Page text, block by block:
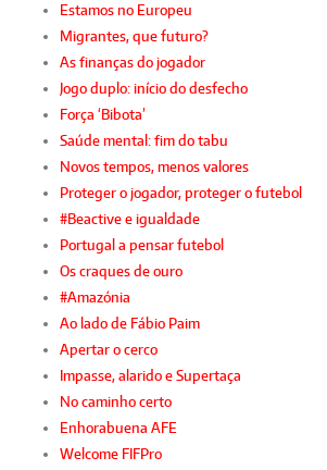
Estamos no Europeu
Migrantes, que futuro?
As finanças do jogador
Jogo duplo: início do desfecho
Força ‘Bibota’
Saúde mental: fim do tabu
Novos tempos, menos valores
Proteger o jogador, proteger o futebol
#Beactive e igualdade
Portugal a pensar futebol
Os craques de ouro
#Amazónia
Ao lado de Fábio Paim
Apertar o cerco
Impasse, alarido e Supertaça
No caminho certo
Enhorabuena AFE
Welcome FIFPro